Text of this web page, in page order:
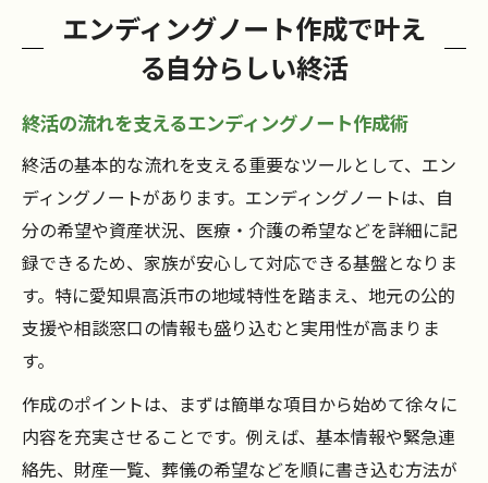
エンディングノート作成で叶え
る自分らしい終活
終活の流れを支えるエンディングノート作成術
終活の基本的な流れを支える重要なツールとして、エン
ディングノートがあります。エンディングノートは、自
分の希望や資産状況、医療・介護の希望などを詳細に記
録できるため、家族が安心して対応できる基盤となりま
す。特に愛知県高浜市の地域特性を踏まえ、地元の公的
支援や相談窓口の情報も盛り込むと実用性が高まりま
す。
作成のポイントは、まずは簡単な項目から始めて徐々に
内容を充実させることです。例えば、基本情報や緊急連
絡先、財産一覧、葬儀の希望などを順に書き込む方法が